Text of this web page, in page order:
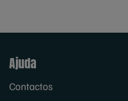
Ajuda
Contactos